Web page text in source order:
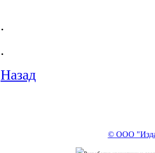
.
.
Назад
© ООО